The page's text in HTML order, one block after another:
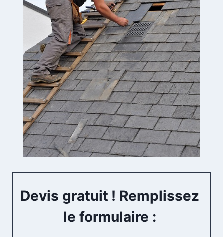
Devis gratuit ! Remplissez
le formulaire :